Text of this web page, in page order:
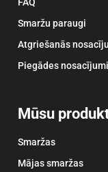
Smaržu paraugi
Atgriešanās
Piegādes nosacījumi
Mūsu
Smaržas
Mājas smaržas